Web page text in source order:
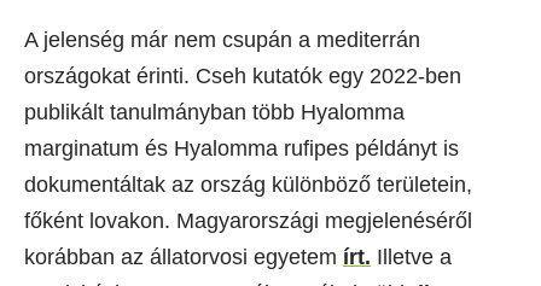
A jelenség már nem csupán a mediterrán
országokat érinti. Cseh kutatók egy 2022-ben
publikált tanulmányban több Hyalomma
marginatum és Hyalomma rufipes példányt is
dokumentáltak az ország különböző területein,
főként lovakon. Magyarországi megjelenéséről
korábban az állatorvosi egyetem írt. Illetve a